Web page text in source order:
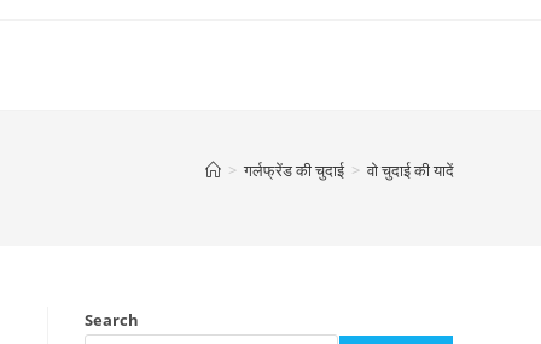
> गर्लफ्रेंड की चुदाई > वो चुदाई की यादें
Search